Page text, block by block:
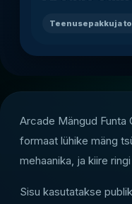
Teenusepakkuja
Arcade Mängud Funta
formaat lühike mäng
mehaanika, ja kiire
Sisu kasutatakse